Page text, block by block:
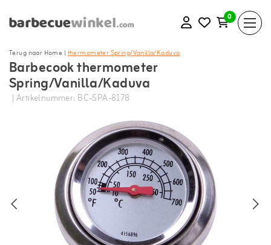
0
Terug naar Home |thermometer Spring/Vanilla/Kaduva
Barbecook thermometer
Spring/Vanilla/Kaduva
| Artikelnummer: BC-SPA-8178